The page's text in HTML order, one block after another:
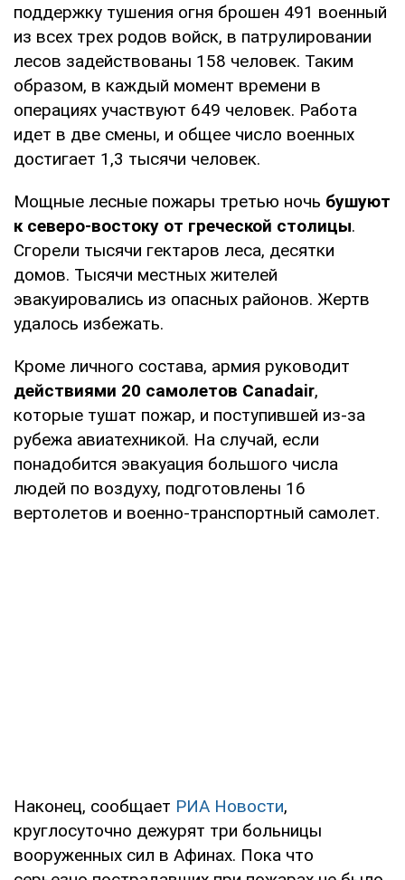
поддержку тушения огня брошен 491 военный
из всех трех родов войск, в патрулировании
лесов задействованы 158 человек. Таким
образом, в каждый момент времени в
операциях участвуют 649 человек. Работа
идет в две смены, и общее число военных
достигает 1,3 тысячи человек.
Мощные лесные пожары третью ночь бушуют
к северо-востоку от греческой столицы.
Сгорели тысячи гектаров леса, десятки
домов. Тысячи местных жителей
эвакуировались из опасных районов. Жертв
удалось избежать.
Кроме личного состава, армия руководит
действиями 20 самолетов Canadair,
которые тушат пожар, и поступившей из-за
рубежа авиатехникой. На случай, если
понадобится эвакуация большого числа
людей по воздуху, подготовлены 16
вертолетов и военно-транспортный самолет.
Наконец, сообщает РИА Новости,
круглосуточно дежурят три больницы
вооруженных сил в Афинах. Пока что